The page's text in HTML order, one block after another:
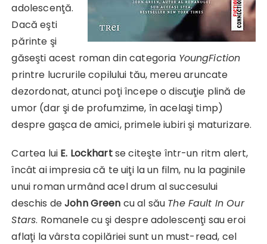
adolescenţă.
Dacă eşti
părinte şi
găseşti acest roman din categoria YoungFiction
printre lucrurile copilului tău, mereu aruncate
dezordonat, atunci poţi începe o discuţie plină de
umor (dar şi de profumzime, în acelaşi timp)
despre gaşca de amici, primele iubiri şi maturizare.
Cartea lui E. Lockhartse citeşte într-un ritm alert,
încât ai impresia că te uiţi la un film, nu la paginile
unui roman urmând acel drum al succesului
deschis deJohn Green cu al său The Fault In Our
Stars. Romanele cu şi despre adolescenţi sau eroi
aflaţi la vârsta copilăriei sunt un must-read, cel